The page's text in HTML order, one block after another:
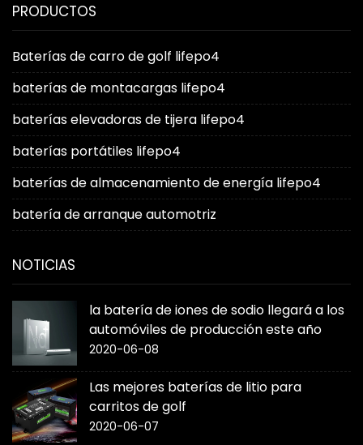
PRODUCTOS
Baterías de carro de golf lifepo4
baterías de montacargas lifepo4
baterías elevadoras de tijera lifepo4
baterías portátiles lifepo4
baterías de almacenamiento de energía lifepo4
batería de arranque automotriz
NOTICIAS
la batería de iones de sodio llegará a los
automóviles de producción este año
2020-06-08
Las mejores baterías de litio para
carritos de golf
2020-06-07